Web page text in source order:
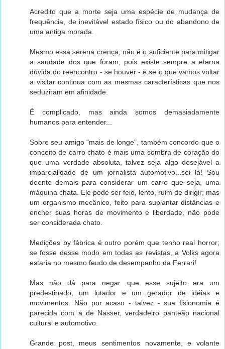
Acredito que a morte seja uma espécie de mudança de
frequência, de inevitável estado físico ou do abandono de
uma antiga morada.
Mesmo essa serena crença, não é o suficiente para mitigar
a saudade dos que foram, pois existe sempre a eterna
dúvida do reencontro - se houver - e se o que vamos voltar
a visitar continua com as mesmas características que nos
seduziram em afinidade.
É complicado, mas ainda somos demasiadamente
humanos para entender...
Sobre seu amigo "mais de longe", também concordo que o
conceito de carro chato é mais uma sombra de coração do
que uma verdade absoluta, talvez seja algo desejável a
imparcialidade de um jornalista automotivo...sei lá! Sou
doente demais para considerar um carro que seja, uma
máquina chata. Ele pode ser feio, lento, ruim de dirigir; mas
um organismo mecânico, feito para suplantar distâncias e
encher suas horas de movimento e liberdade, não pode
ser considerada chato.
Medições by fábrica é outro porém que tenho real horror;
se fosse desse modo em todas as revistas, a Volks agora
estaria no mesmo feudo de desempenho da Ferrari!
Mas não dá para negar que esse sujeito era um
predestinado, um lutador e um gerador de idéias e
movimentos. Não por acaso - talvez - sua fisionomia é
parecida com a de Nasser, verdadeiro panteão nacional
cultural e automotivo.
Grande post, meus sentimentos novamente, e volante